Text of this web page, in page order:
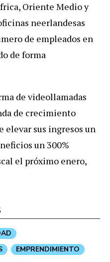
Oriente Medio y
neerlandesas
de empleados en
de forma
de videollamadas
de crecimiento
elevar sus ingresos un
un 300%
el próximo enero,
EMPRENDIMIENTO